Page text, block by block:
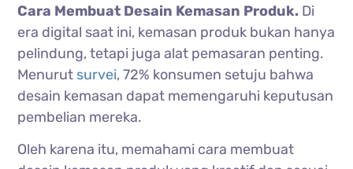
Cara Membuat Desain Kemasan Produk. Di
era digital saat ini, kemasan produk bukan hanya
pelindung, tetapi juga alat pemasaran penting.
Menurut survei, 72% konsumen setuju bahwa
desain kemasan dapat memengaruhi keputusan
pembelian mereka.
Oleh karena itu, memahami cara membuat